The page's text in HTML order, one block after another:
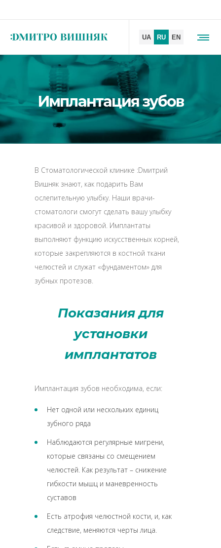
Имплантация зубов
В Стоматологической клинике :Dмитрий
Вишняк знают, как подарить Вам
ослепительную улыбку. Наши врачи-
стоматологи смогут сделать вашу улыбку
красивой и здоровой. Имплантаты
выполняют функцию искусственных корней,
которые закрепляются в костной ткани
челюстей и служат «фундаментом» для
зубных протезов.
Показания для
установки
имплантатов
Имплантация зубов необходима, если:
Нет одной или нескольких единиц
зубного ряда
Наблюдаются регулярные мигрени,
которые связаны со смещением
челюстей. Как результат – снижение
гибкости мышц и маневренность
суставов
Есть атрофия челюстной кости, и, как
следствие, меняются черты лица.